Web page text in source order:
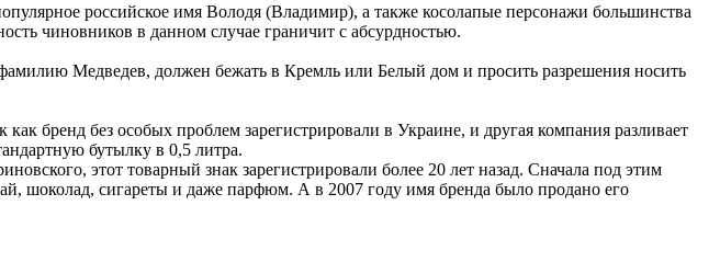
российское имя Володя (Владимир), а также косолапые персонажи большинства
чиновников в данном случае граничит с абсурдностью.
Медведев, должен бежать в Кремль или Белый дом и просить разрешения носить
как бренд без особых проблем зарегистрировали в Украине, и другая компания разливает
бутылку в 0,5 литра.
этот товарный знак зарегистрировали более 20 лет назад. Сначала под этим
шоколад, сигареты и даже парфюм. А в 2007 году имя бренда было продано его